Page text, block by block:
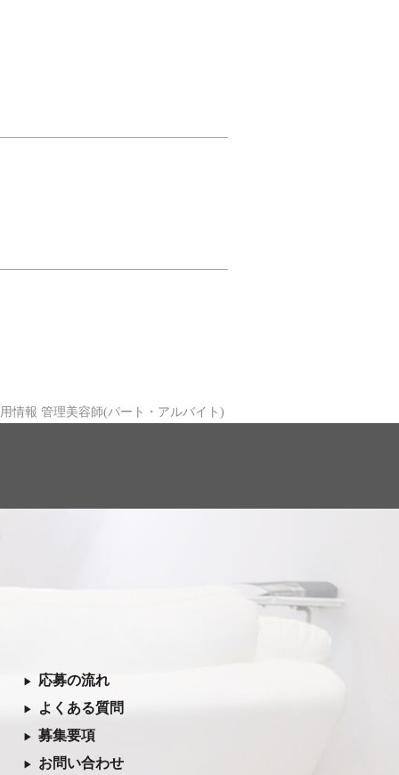
情報 管理美容師(パート・アルバイト)
応募の流れ
よくある質問
募集要項
お問い合わせ